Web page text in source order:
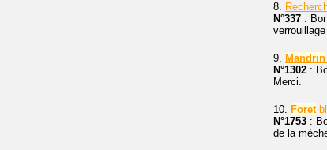
8.
N°337 :
9. Mandrin
N°1302 :
Merci.
10. Foret
N°1753 :
de la